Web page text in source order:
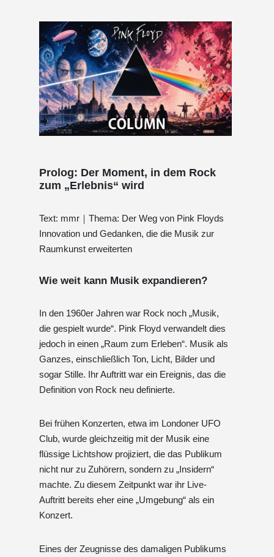
Prolog: Der Moment, in dem Rock
zum „Erlebnis“ wird
Text: mmr｜Thema: Der Weg von Pink Floyds
Innovation und Gedanken, die die Musik zur
Raumkunst erweiterten
Wie weit kann Musik expandieren?
In den 1960er Jahren war Rock noch „Musik,
die gespielt wurde“. Pink Floyd verwandelt dies
jedoch in einen „Raum zum Erleben“. Musik als
Ganzes, einschließlich Ton, Licht, Bilder und
sogar Stille. Ihr Auftritt war ein Ereignis, das die
Definition von Rock neu definierte.
Bei frühen Konzerten, etwa im Londoner UFO
Club, wurde gleichzeitig mit der Musik eine
flüssige Lichtshow projiziert, die das Publikum
nicht nur zu Zuhörern, sondern zu „Insidern“
machte. Zu diesem Zeitpunkt war ihr Live-
Auftritt bereits eher eine „Umgebung“ als ein
Konzert.
Eines der Zeugnisse des damaligen Publikums